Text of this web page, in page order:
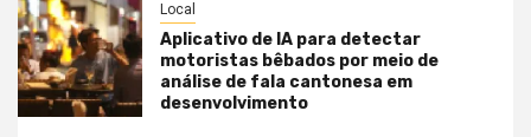
Local
Aplicativo de IA para detectar
motoristas bêbados por meio de
análise de fala cantonesa em
desenvolvimento